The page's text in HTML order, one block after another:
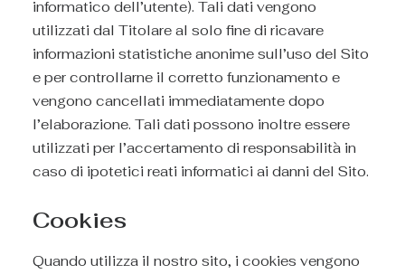
informatico dell’utente). Tali dati vengono
utilizzati dal Titolare al solo fine di ricavare
informazioni statistiche anonime sull’uso del Sito
e per controllarne il corretto funzionamento e
vengono cancellati immediatamente dopo
l’elaborazione. Tali dati possono inoltre essere
utilizzati per l’accertamento di responsabilità in
caso di ipotetici reati informatici ai danni del Sito.
Cookies
Quando utilizza il nostro sito, i cookies vengono